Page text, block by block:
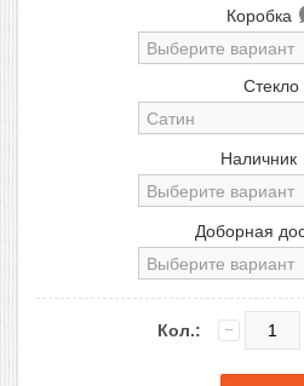
Коробка
Стекло
Наличник
Доборная
Кол.: